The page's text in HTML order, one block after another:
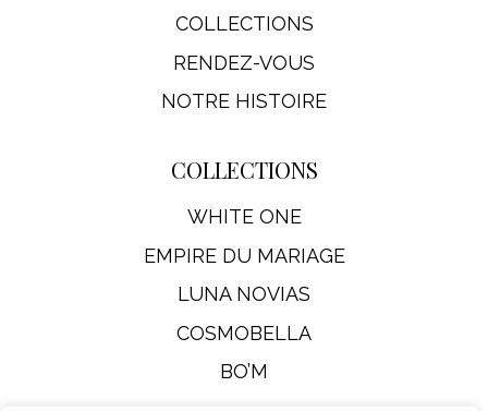
COLLECTIONS
RENDEZ-VOUS
NOTRE HISTOIRE
COLLECTIONS
WHITE ONE
EMPIRE DU MARIAGE
LUNA NOVIAS
COSMOBELLA
BO’M